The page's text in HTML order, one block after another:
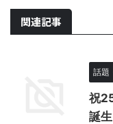
関連記事
話題
祝
誕